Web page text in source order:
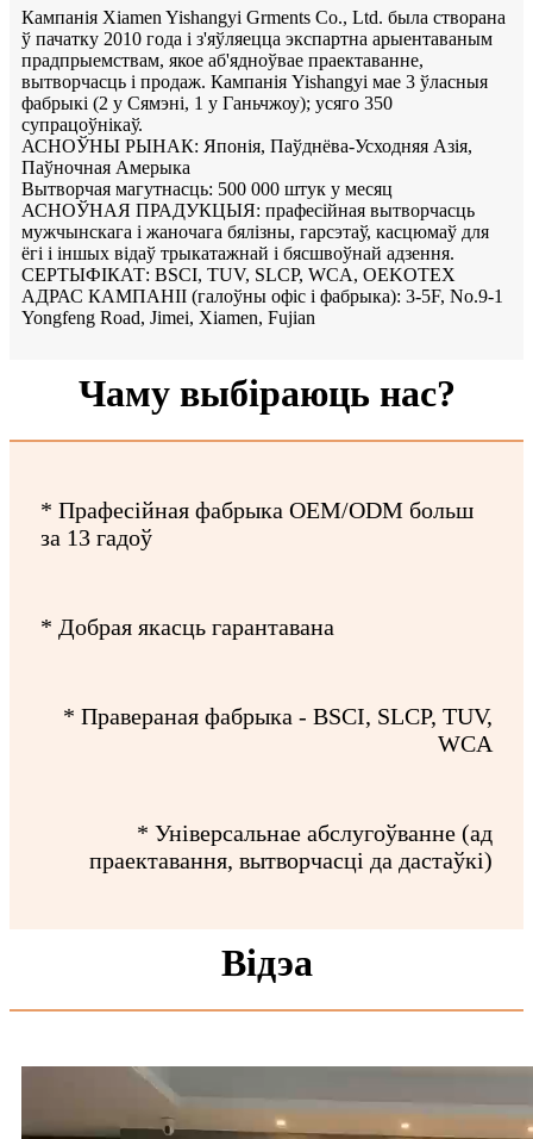
Кампанія Xiamen Yishangyi Grments Co., Ltd. была створана
ў пачатку 2010 года і з'яўляецца экспартна арыентаваным
прадпрыемствам, якое аб'ядноўвае праектаванне,
вытворчасць і продаж. Кампанія Yishangyi мае 3 ўласныя
фабрыкі (2 у Сямэні, 1 у Ганьчжоу); усяго 350
супрацоўнікаў.
АСНОЎНЫ РЫНАК: Японія, Паўднёва-Усходняя Азія,
Паўночная Амерыка
Вытворчая магутнасць: 500 000 штук у месяц
АСНОЎНАЯ ПРАДУКЦЫЯ: прафесійная вытворчасць
мужчынскага і жаночага бялізны, гарсэтаў, касцюмаў для
ёгі і іншых відаў трыкатажнай і бясшвоўнай адзення.
СЕРТЫФІКАТ: BSCI, TUV, SLCP, WCA, OEKOTEX
АДРАС КАМПАНІІ (галоўны офіс і фабрыка): 3-5F, No.9-1
Yongfeng Road, Jimei, Xiamen, Fujian
Чаму выбіраюць нас?
* Прафесійная фабрыка OEM/ODM больш
за 13 гадоў
* Добрая якасць гарантавана
* Правераная фабрыка - BSCI, SLCP, TUV,
WCA
* Універсальнае абслугоўванне (ад
праектавання, вытворчасці да дастаўкі)
Відэа